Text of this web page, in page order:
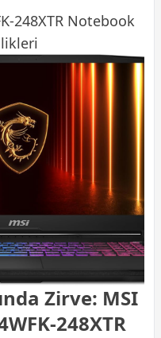
248XTR Notebook
Zirve: MSI
248XTR